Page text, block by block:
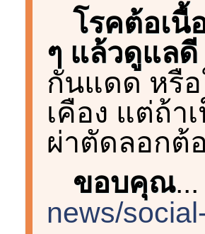
โรคต้อเนื้
ๆ แล้วดูแลดี
กันแดด หรือ
เคือง แต่ถ้า
ผ่าตัดลอกต้
ขอบคุณ...
news/